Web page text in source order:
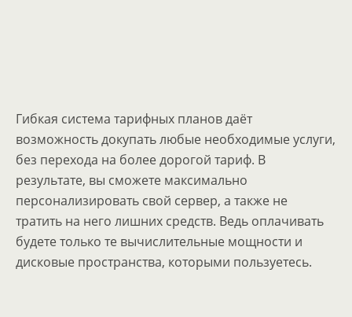
Гибкая система тарифных планов даёт
возможность докупать любые необходимые услуги,
без перехода на более дорогой тариф. В
результате, вы сможете максимально
персонализировать свой сервер, а также не
тратить на него лишних средств. Ведь оплачивать
будете только те вычислительные мощности и
дисковые пространства, которыми пользуетесь.